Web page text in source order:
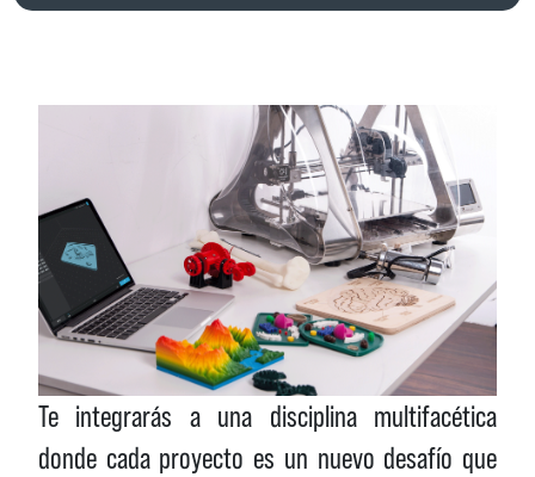
Te integrarás a una disciplina multifacética
donde cada proyecto es un nuevo desafío que